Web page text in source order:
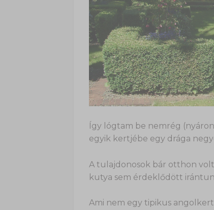
Így lógtam be nemrég
egyik kertjébe egy drága
A tulajdonosok bár otthon
kutya sem érdeklődött
Ami nem egy tipikus